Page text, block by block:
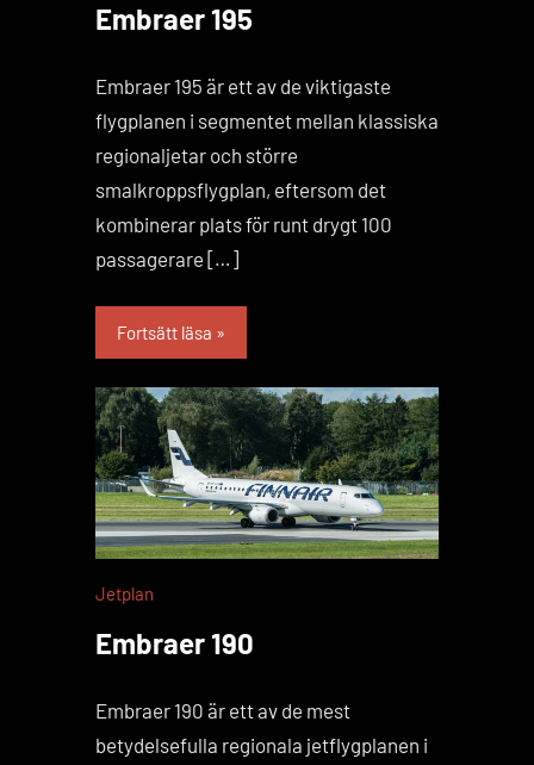
Embraer 195
Embraer 195 är ett av de viktigaste
flygplanen i segmentet mellan klassiska
regionaljetar och större
smalkroppsflygplan, eftersom det
kombinerar plats för runt drygt 100
passagerare […]
Fortsätt läsa
Jetplan
Embraer 190
Embraer 190 är ett av de mest
betydelsefulla regionala jetflygplanen i